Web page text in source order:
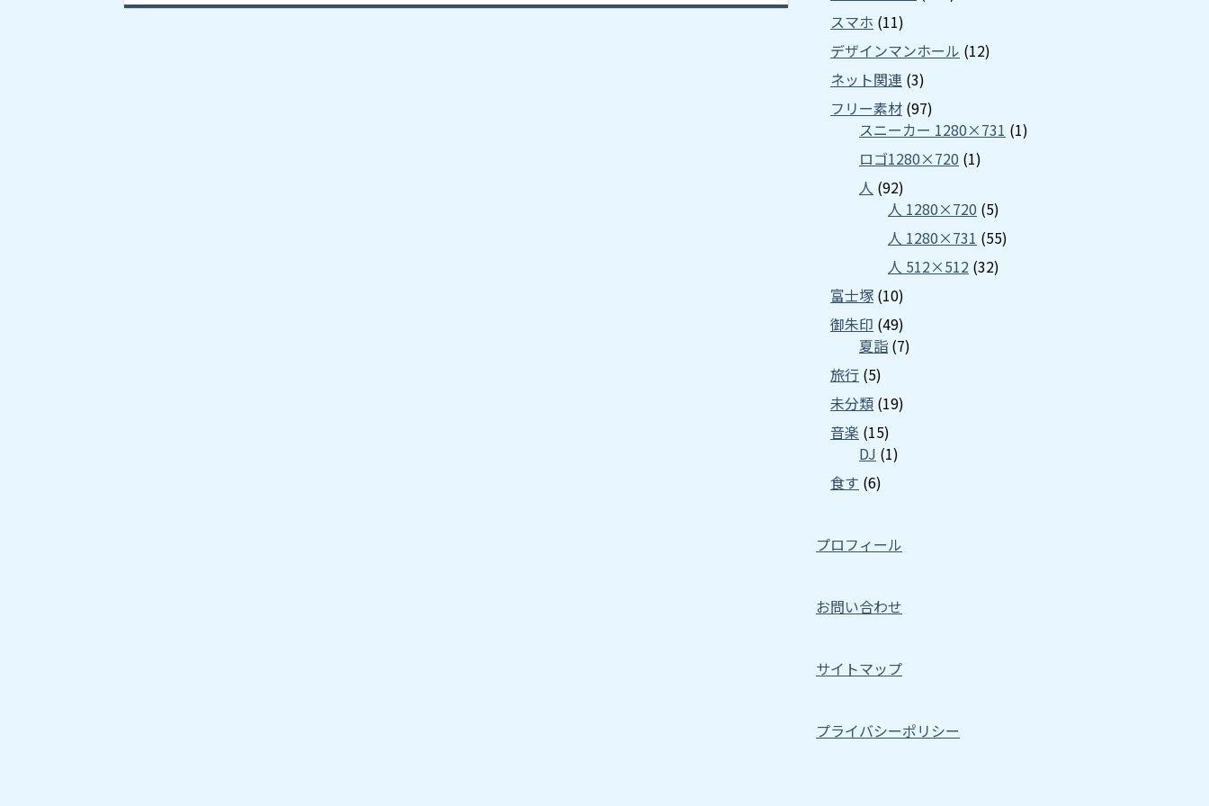
スマホ (11)
デザインマンホール (12)
ネット関連 (3)
フリー素材 (97)
スニーカー 1280×731 (1)
ロゴ1280×720 (1)
人 (92)
人 1280×720 (5)
人 1280×731 (55)
人 512×512 (32)
富士塚 (10)
御朱印 (49)
夏詣 (7)
旅行 (5)
未分類 (19)
音楽 (15)
DJ (1)
食す (6)
プロフィール
お問い合わせ
サイトマップ
プライバシーポリシー